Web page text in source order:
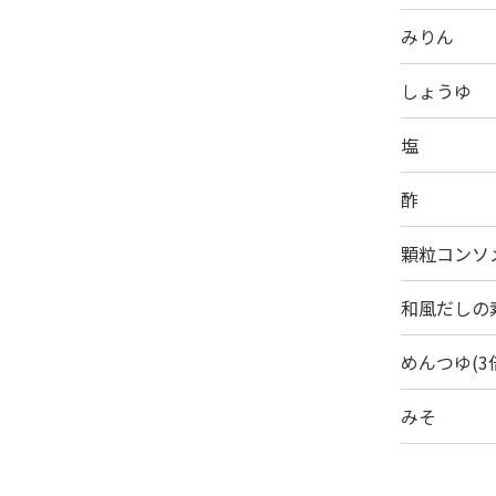
みりん
しょうゆ
塩
酢
顆粒コンソ
和風だしの
めんつゆ(3
みそ